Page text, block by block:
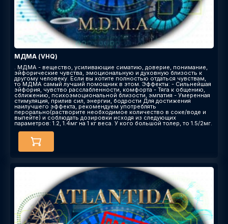
МДМА (VHQ)
. МДМА - вещество, усиливающие симатию, доверие, понимание,
эйфорические чувства, эмоциональную и духовную близость к
другому человеку. Если вы хотите полностью отдаться чувствам,
то МДМА самый лучший помощник в этом. Эффекты: - Сильнейшая
эйфория, чувство расслабленности, комфорта - Тяга к общению,
сближению, психоэмоциональной близости, эмпатия - Умеренная
стимуляция, прилив сил, энергии, бодрости Для достижения
наилучшего эффекта, рекомендуем употреблять
перорально(растворите необходимое количество в соке/воде и
выпейте) и соблюдать дозировки исходя из следующих
параметров: 1.2, 1.4мг на 1 кг веса. У кого большой толер, то 1.5/2мг.